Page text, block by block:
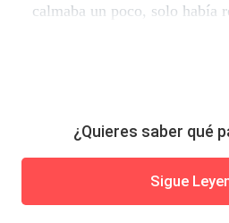
calmaba un poco, solo había
¿Quieres saber qué
Sigue